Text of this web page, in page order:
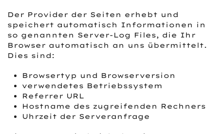
Der Provider der Seiten erhebt und
speichert automatisch Informationen in
so genannten Server-Log Files, die Ihr
Browser automatisch an uns übermittelt.
Dies sind:
Browsertyp und Browserversion
verwendetes Betriebssystem
Referrer URL
Hostname des zugreifenden Rechners
Uhrzeit der Serveranfrage